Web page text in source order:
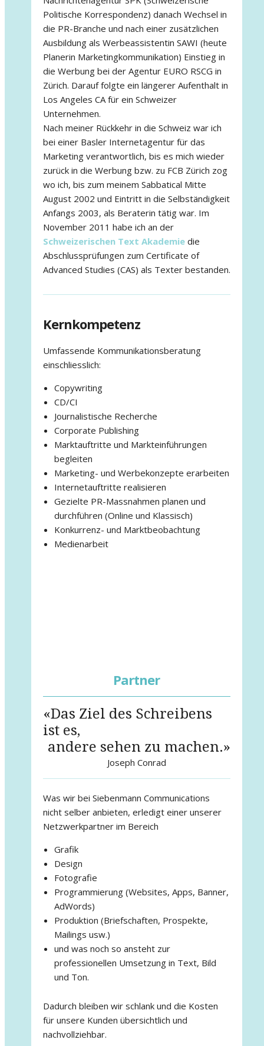
Politische Korrespondenz) danach Wechsel in
die PR-Branche und nach einer zusätzlichen
Ausbildung als Werbeassistentin SAWI (heute
Planerin Marketingkommunikation) Einstieg in
die Werbung bei der Agentur EURO RSCG in
Zürich. Darauf folgte ein längerer Aufenthalt in
Los Angeles CA für ein Schweizer
Unternehmen.
Nach meiner Rückkehr in die Schweiz war ich
bei einer Basler Internetagentur für das
Marketing verantwortlich, bis es mich wieder
zurück in die Werbung bzw. zu FCB Zürich zog
wo ich, bis zum meinem Sabbatical Mitte
August 2002 und Eintritt in die Selbständigkeit
Anfangs 2003, als Beraterin tätig war. Im
November 2011 habe ich an der
Schweizerischen Text Akademiedie
Abschlussprüfungen zum Certificate of
Advanced Studies (CAS) als Texter bestanden.
Kernkompetenz
Umfassende Kommunikationsberatung
einschliesslich:
Copywriting
CD/CI
Journalistische Recherche
Corporate Publishing
Marktauftritte und Markteinführungen
begleiten
Marketing- und Werbekonzepte erarbeiten
Internetauftritte realisieren
Gezielte PR-Massnahmen planen und
durchführen (Online und Klassisch)
Konkurrenz- und Marktbeobachtung
Medienarbeit
Partner
«Das Ziel des Schreibens
ist es,
andere sehen zu machen.»
Joseph Conrad
Was wir bei Siebenmann Communications
nicht selber anbieten, erledigt einer unserer
Netzwerkpartner im Bereich
Grafik
Design
Fotografie
Programmierung (Websites, Apps, Banner,
AdWords)
Produktion (Briefschaften, Prospekte,
Mailings usw.)
und was noch so ansteht zur
professionellen Umsetzung in Text, Bild
und Ton.
Dadurch bleiben wir schlank und die Kosten
für unsere Kunden übersichtlich und
nachvollziehbar.